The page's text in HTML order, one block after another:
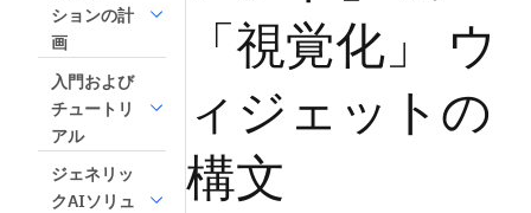
ションの計
画
入門および
チュートリ
アル
ジェネリッ
クAIソリュ
「視覚化」 ウ
ィジェットの
構文